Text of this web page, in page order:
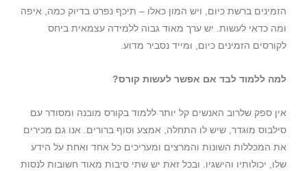
הזמינים ברשת כיום, ויש המון כאלו – תיכף נפרט בדיוק כמה, איפה
ומה כדאי לעשות. יש ערך מאוד גבוה ללמידה עצמאית ביחס
לקורסים הזמינים כיום, ומייד נסביר מדוע.
למה ללמוד לבד אם אפשר לעשות קורס?
אין ספק שלרוב האנשים קל יותר ללמוד בקורס מובנה ומסודר עם
סילבוס מוגדר, שיש לו התחלה, אמצע וסוף ברורים. אנו גם מכירים
את המכללות השונות והמרצים ומעריכים כל אחד ואחת על הידע
שלו, יכולותיו והישגיו. ובכל זאת יש שתי סיבות מאוד חשובות לנסות